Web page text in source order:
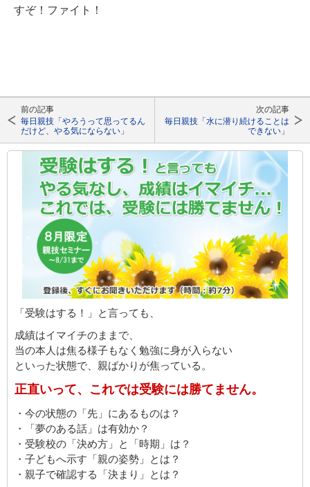
すぞ！ファイト！
前の記事
毎日親技「やろうって思ってるん
だけど、やる気にならない」
次の記事
毎日親技「水に潜り続けることは
できない」
「受験はする！」と言っても、
成績はイマイチのままで、
当の本人は焦る様子もなく勉強に身が入らない
といった状態で、親ばかりが焦っている。
正直いって、これでは受験には勝てません。
・今の状態の「先」にあるものは？
・「夢のある話」は有効か？
・受験校の「決め方」と「時期」は？
・子どもへ示す「親の姿勢」とは？
・親子で確認する「決まり」とは？